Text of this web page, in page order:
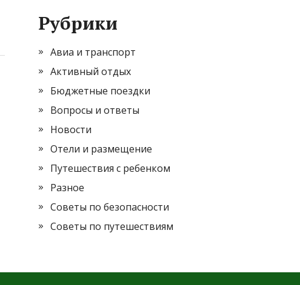
Рубрики
Авиа и транспорт
Активный отдых
Бюджетные поездки
Вопросы и ответы
Новости
Отели и размещение
Путешествия с ребенком
Разное
Советы по безопасности
Советы по путешествиям